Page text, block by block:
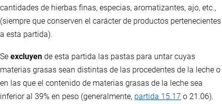
cantidades de hierbas finas, especias, aromatizantes, ajo, etc.,
(siempre que conserven el carácter de productos pertenecientes
a esta partida).
Se excluyen de esta partida las pastas para untar cuyas
materias grasas sean distintas de las procedentes de la leche o
en las que el contenido de materias grasas de la leche sea
inferior al 39% en peso (generalmente, partida 15.17 o 21.06).